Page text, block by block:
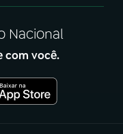
Nacional
com você.